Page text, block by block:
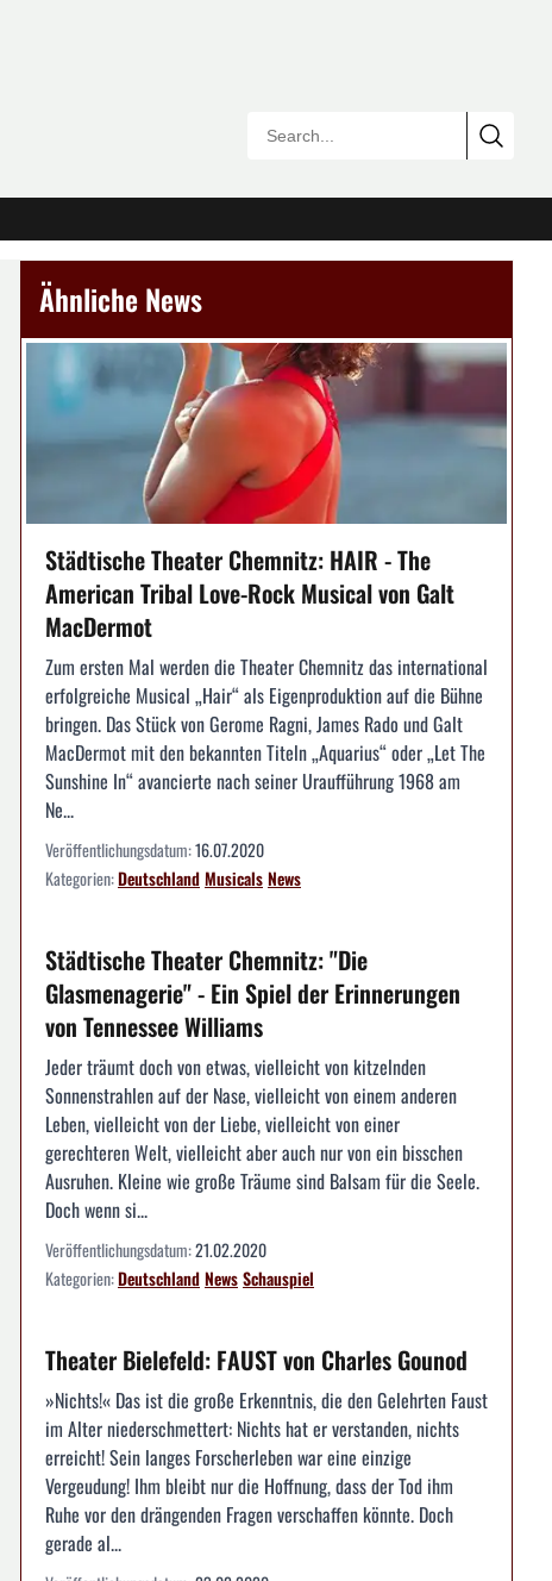
Ähnliche News
Städtische Theater Chemnitz: HAIR - The
American Tribal Love-Rock Musical von Galt
MacDermot
Zum ersten Mal werden die Theater Chemnitz das international
erfolgreiche Musical „Hair“ als Eigenproduktion auf die Bühne
bringen. Das Stück von Gerome Ragni, James Rado und Galt
MacDermot mit den bekannten Titeln „Aquarius“ oder „Let The
Sunshine In“ avancierte nach seiner Uraufführung 1968 am
Ne...
Veröffentlichungsdatum:16.07.2020
Kategorien:DeutschlandMusicalsNews
Städtische Theater Chemnitz: "Die
Glasmenagerie" - Ein Spiel der Erinnerungen
von Tennessee Williams
Jeder träumt doch von etwas, vielleicht von kitzelnden
Sonnenstrahlen auf der Nase, vielleicht von einem anderen
Leben, vielleicht von der Liebe, vielleicht von einer
gerechteren Welt, vielleicht aber auch nur von ein bisschen
Ausruhen. Kleine wie große Träume sind Balsam für die Seele.
Doch wenn si...
Veröffentlichungsdatum:21.02.2020
Kategorien:DeutschlandNewsSchauspiel
Theater Bielefeld: FAUST von Charles Gounod
»Nichts!« Das ist die große Erkenntnis, die den Gelehrten Faust
im Alter niederschmettert: Nichts hat er verstanden, nichts
erreicht! Sein langes Forscherleben war eine einzige
Vergeudung! Ihm bleibt nur die Hoffnung, dass der Tod ihm
Ruhe vor den drängenden Fragen verschaffen könnte. Doch
gerade al...